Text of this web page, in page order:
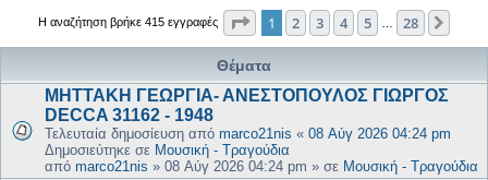
Η αναζήτηση βρήκε 415 εγγραφές Σελίδα από28
1 2 3 4 5 28
Θέματα
ΜΗΤΤΑΚΗ ΓΕΩΡΓΙΑ- ΑΝΕΣΤΟΠΟΥΛΟΣ ΓΙΩΡΓΟΣ
DECCA 31162 - 1948
Τελευταία δημοσίευση από marco21nis « 08 Αύγ 2026 04:24 pm
Δημοσιεύτηκε σε Μουσική - Τραγούδια
από marco21nis » 08 Αύγ 2026 04:24 pm » σε Μουσική - Τραγούδια